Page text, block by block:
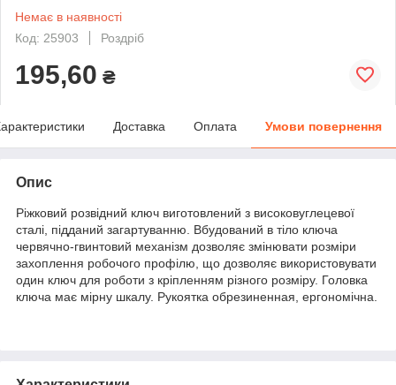
Немає в наявності
Код: 25903
Роздріб
195,60 ₴
Доставка Оплата Умови повернення
Опис
Ріжковий розвідний ключ виготовлений з високовуглецевої
сталі, підданий загартуванню. Вбудований в тіло ключа
червячно-гвинтовий механізм дозволяє змінювати розміри
захоплення робочого профілю, що дозволяє використовувати
один ключ для роботи з кріпленням різного розміру. Головка
ключа має мірну шкалу. Рукоятка обрезиненная, ергономічна.